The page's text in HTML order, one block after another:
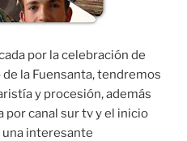
por la celebración de
la Fuensanta, tendremos
y procesión, además
canal sur tv y el inicio
interesante